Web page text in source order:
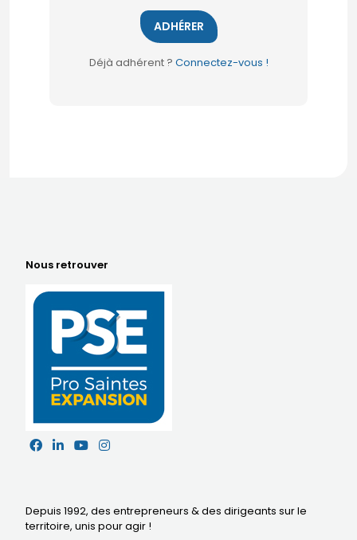
ADHÉRER
Déjà adhérent ? Connectez-vous !
Nous retrouver
Depuis 1992, des entrepreneurs & des dirigeants sur le
territoire, unis pour agir !